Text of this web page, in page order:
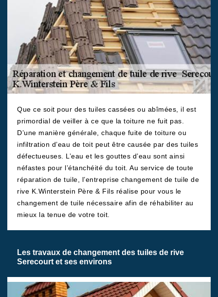
Que ce soit pour des tuiles cassées ou abîmées, il est
primordial de veiller à ce que la toiture ne fuit pas.
D’une manière générale, chaque fuite de toiture ou
infiltration d’eau de toit peut être causée par des tuiles
défectueuses. L’eau et les gouttes d’eau sont ainsi
néfastes pour l’étanchéité du toit. Au service de toute
réparation de tuile, l’entreprise changement de tuile de
rive K.Winterstein Père & Fils réalise pour vous le
changement de tuile nécessaire afin de réhabiliter au
mieux la tenue de votre toit.
Les travaux de changement des tuiles de rive
Serecourt et ses environs